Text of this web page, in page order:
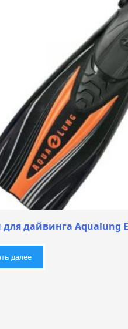
дайвинга Aqualung
далее